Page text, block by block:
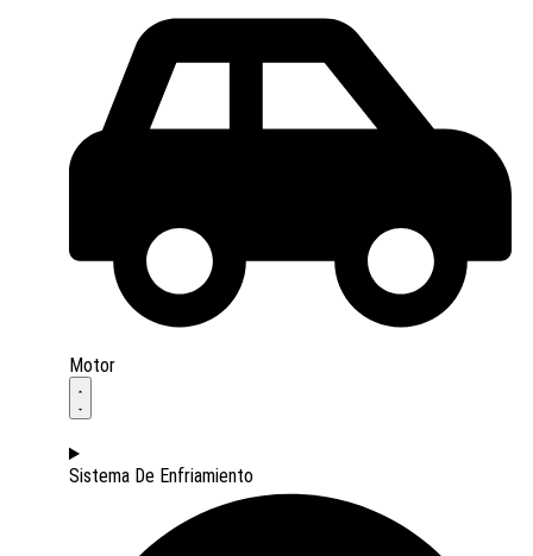
Motor
Sistema De Enfriamiento